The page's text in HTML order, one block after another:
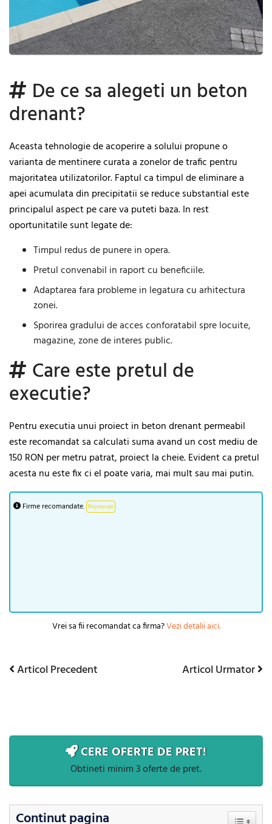
De ce sa alegeti un beton
drenant?
Aceasta tehnologie de acoperire a solului propune o
varianta de mentinere curata a zonelor de trafic pentru
majoritatea utilizatorilor. Faptul ca timpul de eliminare a
apei acumulata din precipitatii se reduce substantial este
principalul aspect pe care va puteti baza. In rest
oportunitatile sunt legate de:
Timpul redus de punere in opera.
Pretul convenabil in raport cu beneficiile.
Adaptarea fara probleme in legatura cu arhitectura
zonei.
Sporirea gradului de acces conforatabil spre locuite,
magazine, zone de interes public.
Care este pretul de
executie?
Pentru executia unui proiect in beton drenant permeabil
este recomandat sa calculati suma avand un cost mediu de
150 RON per metru patrat, proiect la cheie. Evident ca pretul
acesta nu este fix ci el poate varia, mai mult sau mai putin.
Firme recomandate. Promovat
Vrei sa fii recomandat ca firma?Vezi detalii aici.
Navigare
articole
Articol
Articol Precedent
Articol
Articol Urmator
CERE OFERTE DE PRET!
Obtineti minim 3 oferte de pret.
Continut pagina Toggle